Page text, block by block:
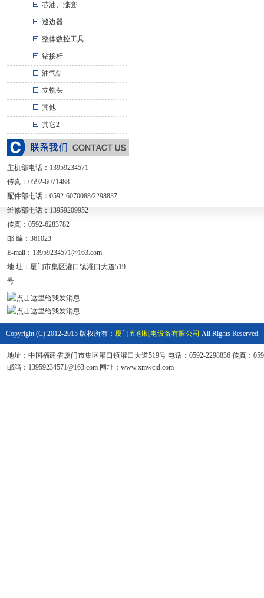
芯油、涨套
巡边器
整体数控工具
钻接杆
油气缸
立铣头
其他
其它2
主机部电话： 13959234571
传真：0592-6071488
配件部电话：0592-6070088/2298837
维修部电话：13959209952
传真：0592-6283782
邮 编：361023
E-mail： 13959234571@163.com
地 址： 厦门市集区灌口镇灌口大道519
号
Copyright (C) 2012-2015 版权所有： 厦门五创机电设备有限公司 All Rights Reserved.
地址：中国福建省厦门市集区灌口镇灌口大道519号 电话：0592-2298836 传真：
邮箱：13959234571@163.com 网址：www.xmwcjd.com